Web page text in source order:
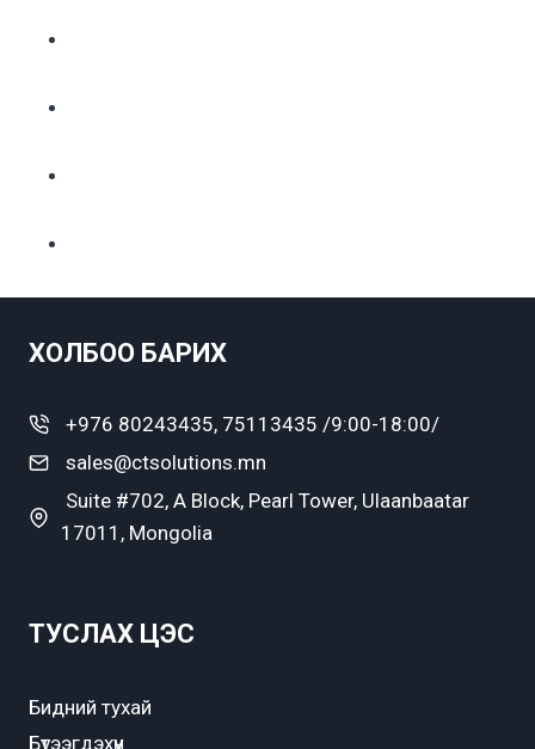
ХОЛБОО БАРИХ
+976 80243435, 75113435 /9:00-18:00/
sales@ctsolutions.mn
Suite #702, A Block, Pearl Tower, Ulaanbaatar
17011, Mongolia
ТУСЛАХ ЦЭС
Бидний тухай
Бүтээгдэхүүн